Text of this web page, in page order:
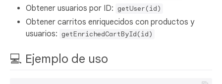
Obtener usuarios por ID: getUser(id)
Obtener carritos enriquecidos con productos y
usuarios: getEnrichedCartById(id)
💻 Ejemplo de uso